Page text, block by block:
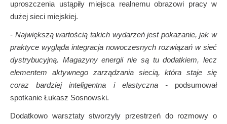
uproszczenia ustąpiły miejsca realnemu obrazowi pracy w
dużej sieci miejskiej.
- Największą wartością takich wydarzeń jest pokazanie, jak w
praktyce wygląda integracja nowoczesnych rozwiązań w sieć
dystrybucyjną. Magazyny energii nie są tu dodatkiem, lecz
elementem aktywnego zarządzania siecią, która staje się
coraz bardziej inteligentna i elastyczna - podsumował
spotkanie Łukasz Sosnowski.
Dodatkowo warsztaty stworzyły przestrzeń do rozmowy o